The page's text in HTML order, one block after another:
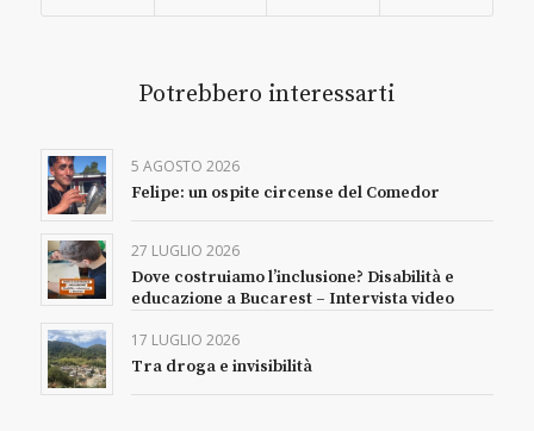
Potrebbero interessarti
5 AGOSTO 2026
Felipe: un ospite circense del Comedor
27 LUGLIO 2026
Dove costruiamo l’inclusione? Disabilità e
educazione a Bucarest – Intervista video
17 LUGLIO 2026
Tra droga e invisibilità